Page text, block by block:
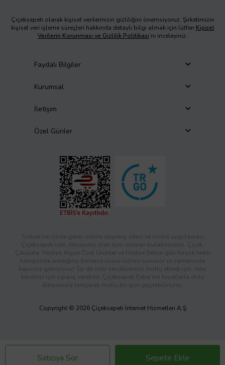
Satıcıya Sor Sepete Ekle
Çiçeksepeti olarak kişisel verilerinizin gizliliğini önemsiyoruz. Şirketimizin
kişisel veri işleme süreçleri hakkında detaylı bilgi almak için lütfen Kişisel
Verilerin Korunması ve Gizlilik Politikası’nı inceleyiniz.
Faydalı Bilgiler
Kurumsal
İletişim
Özel Günler
Türkiye’nin önde gelen online alışveriş sitesi ve mobil uygulaması
Çiçeksepeti’nde, ihtiyacınız olan tüm ürünleri bulabilirsiniz. Çiçek,
Çikolata, Hediye, Kişiye Özel Ürünler ve Hediye Setleri gibi birçok farklı
kategoride aradığınız binlerce ürünü sizlere sunuyor ve zamanında
kapınıza getiriyoruz! Siz de ister sevdiklerinizi mutlu etmek için, ister
kendiniz için sipariş verebilir; Çiçeksepeti Extra’nın fırsatlarla dolu
dünyasıyla tanışarak mutlu bir gün geçirebilirsiniz.
Copyright © 2026 Çiçeksepeti İnternet Hizmetleri A.Ş